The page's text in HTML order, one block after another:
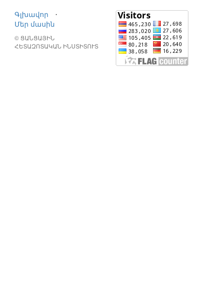
Գլխավոր
⋅
Մեր մասին
© ՑԱՆՑԱՅԻՆ
ՀԵՏԱԶՈՏԱԿԱՆ ԻՆՍՏԻՏՈՒՏ